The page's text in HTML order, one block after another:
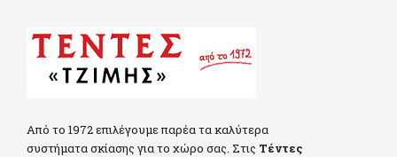
Από το 1972 επιλέγουμε παρέα τα καλύτερα
συστήματα σκίασης για το χώρο σας. Στις Τέντες